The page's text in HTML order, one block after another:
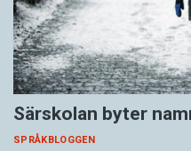
Särskolan byter
SPRÅKBLOGGEN